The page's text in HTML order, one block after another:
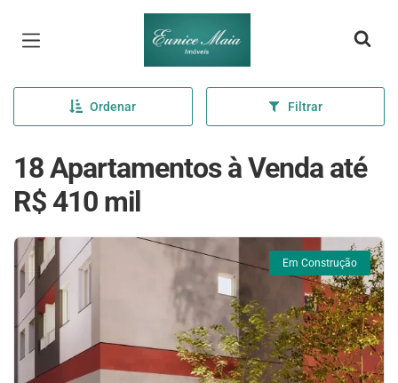
Página inicial
Ordenar Filtrar
18 Apartamentos à Venda até
R$ 410 mil
Em Construção